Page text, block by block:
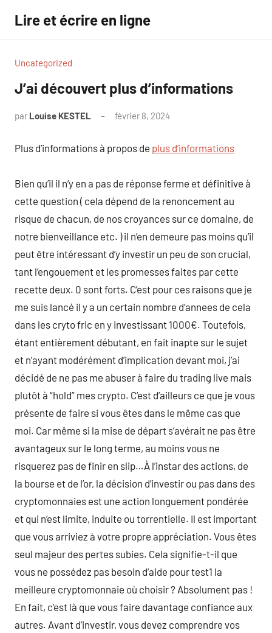
contenu
Lire et écrire en ligne
Uncategorized
J’ai découvert plus d’informations
par Louise KESTEL février 8, 2024
Plus d’informations à propos de plus d’informations
Bien qu’il il n’y en a pas de réponse ferme et définitive à
cette question ( cela dépend de la renoncement au
risque de chacun, de nos croyances sur ce domaine, de
notre bienveillance etc. ) il n’en demeure pas moins qu’il
peut être intéressant d’y investir un peu de son crucial,
tant l’engouement et les promesses faites par cette
recette deux. 0 sont forts. C’est pour ces raisons que je
me suis lancé il y a un certain nombre d’annees de cela
dans les cryto fric en y investissant 1000€. Toutefois,
étant entièrement débutant, en fait inapte sur le sujet
et n’ayant modérément d’implication devant moi, j’ai
décidé de ne pas me abuser à faire du trading live mais
plutôt à “hold” mes crypto. C’est d’ailleurs ce que je vous
présente de faire si vous êtes dans le même cas que
moi. Car même si la mise de départ s’avérait ne pas être
avantageux sur le long terme, au moins vous ne
risquerez pas de finir en slip…À l’instar des actions, de
la bourse et de l’or, la décision d’investir ou pas dans des
cryptomonnaies est une action longuement pondérée
et qui n’est limite, induite ou torrentielle. Il est important
que vous arriviez à votre propre appréciation. Vous êtes
seul majeur des pertes subies. Cela signifie-t-il que
vous ne possédez pas besoin d’aide pour test1 la
meilleure cryptomonnaie où choisir ? Absolument pas !
En fait, c’est là que vous faire davantage confiance aux
autres. Avant d’investir, vous devez comprendre vos